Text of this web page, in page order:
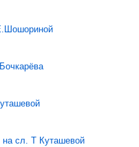
сл. Т Куташевой